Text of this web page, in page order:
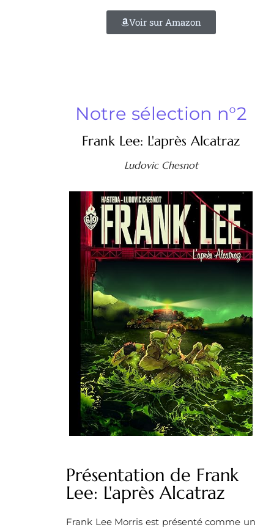
Voir sur Amazon
Notre sélection n°2
Frank Lee: L'après Alcatraz
Ludovic Chesnot
Présentation de Frank
Lee: L'après Alcatraz
Frank Lee Morris est présenté comme un